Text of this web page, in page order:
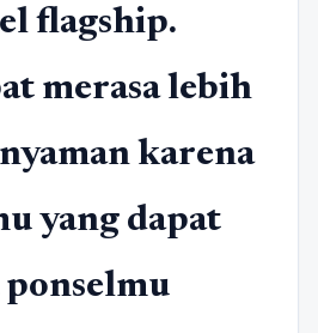
flagship.
merasa lebih
karena
yang dapat